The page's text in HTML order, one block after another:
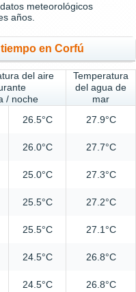
meteorológicos
años.
en Corfú
del aire
/ noche
Temperatura
del agua de
mar
26.5°C 27.9°C
26.0°C 27.7°C
25.0°C 27.3°C
25.5°C 27.2°C
25.5°C 27.1°C
24.5°C 26.8°C
24.5°C 26.8°C